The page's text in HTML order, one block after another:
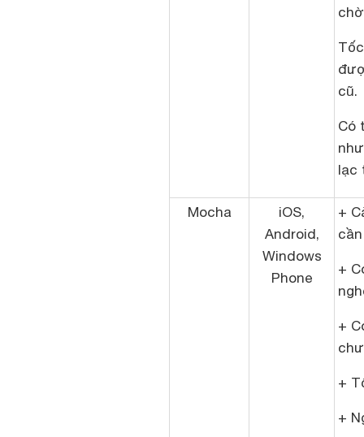
cũ.
Có
lạc
Mocha
iOS,
Android,
Windows
Phone
+
+
+
+
+